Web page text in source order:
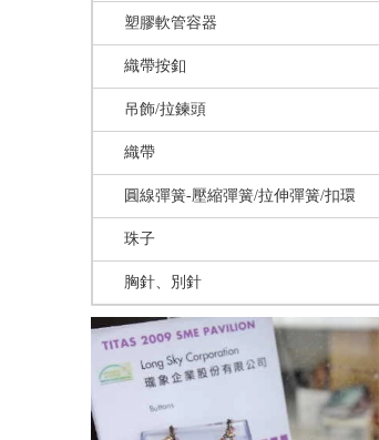
塑膠軟管容器
織帶按釦
吊飾/拉鍊頭
織帶
圓線彈簧-壓縮彈簧/拉伸彈簧/扣環
珠子
胸針、別針